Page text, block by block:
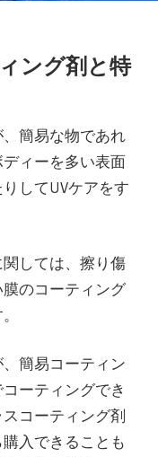
ング剤と特
簡易な物であれ
ィーを多い表面
してUVケアをす
しては、擦り傷
のコーティング
簡易コーティン
ーティングでき
コーティング剤
入できることも